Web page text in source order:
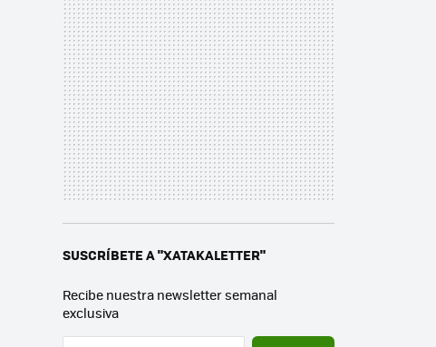
SUSCRÍBETE A "XATAKALETTER"
Recibe nuestra newsletter semanal
exclusiva